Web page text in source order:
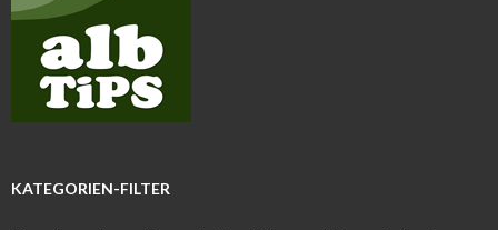
KATEGORIEN-FILTER